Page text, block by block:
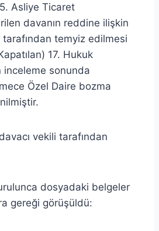
Asliye Ticaret
davanın reddine ilişkin
tarafından temyiz edilmesi
17. Hukuk
inceleme sonunda
Özel Daire bozma
vekili tarafından
dosyadaki belgeler
gereği görüşüldü: